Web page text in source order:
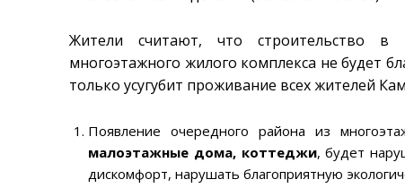
Жители считают, что строительство в
многоэтажного жилого комплекса не будет
только усугубит проживание всех жителей
Появление очередного района из
малоэтажные дома, коттеджи, будет
дискомфорт, нарушать благоприятную